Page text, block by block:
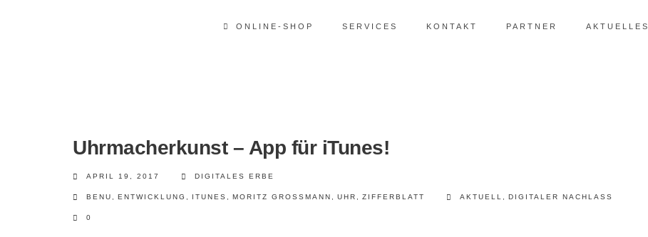
ONLINE-SHOP SERVICES KONTAKT PARTNER AKTUELLES
Uhrmacherkunst – App für iTunes!
APRIL 19, 2017 DIGITALES ERBE
BENU ENTWICKLUNG ITUNES MORITZ GROSSMANN UHR ZIFFERBLATT AKTUELL DIGITALER NACHLASS
0